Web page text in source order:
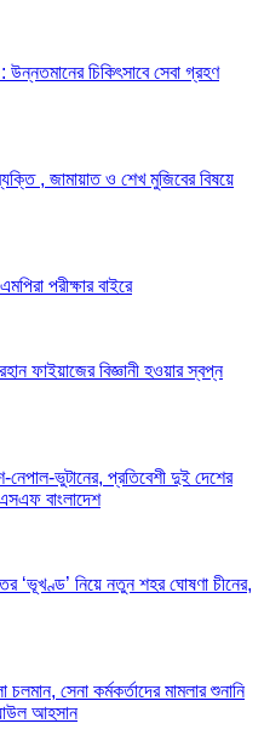
চিকিৎসাবে সেবা গ্রহণ
, জামায়াত ও শেখ মুজিবের বিষয়ে
পরীক্ষার বাইরে
ফাইয়াজের বিজ্ঞানী হওয়ার স্বপ্ন
নেপাল-ভুটানের, প্রতিবেশী দুই দেশের
বাংলাদেশ
‘ভূখণ্ড’ নিয়ে নতুন শহর ঘোষণা চীনের,
সেনা কর্মকর্তাদের মামলার শুনানি
আহসান